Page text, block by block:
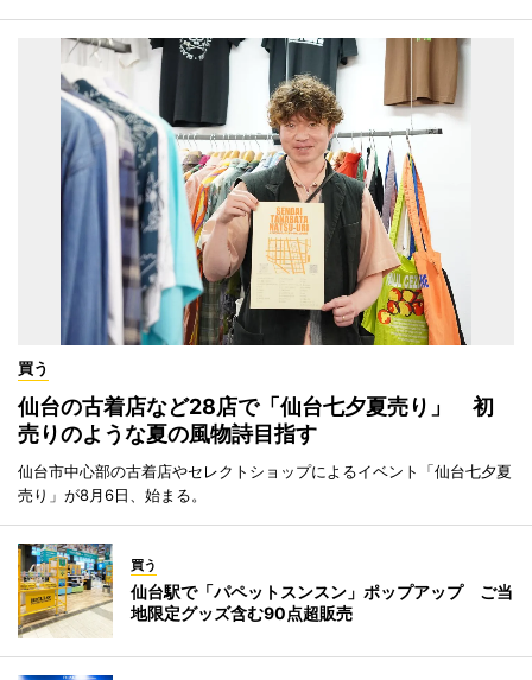
買う
仙台の古着店など28店で「仙台七夕夏売り」 初
売りのような夏の風物詩目指す
仙台市中心部の古着店やセレクトショップによるイベント「仙台七夕夏
売り」が8月6日、始まる。
買う
仙台駅で「パペットスンスン」ポップアップ ご当
地限定グッズ含む90点超販売